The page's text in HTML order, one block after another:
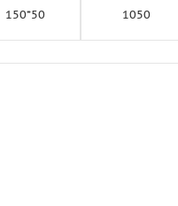
150*50 1050